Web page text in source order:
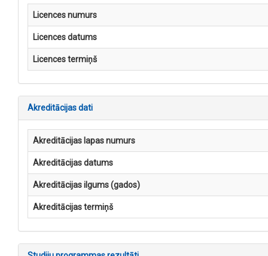
Licences numurs
Licences datums
Licences termiņš
Akreditācijas dati
Akreditācijas lapas numurs
Akreditācijas datums
Akreditācijas ilgums (gados)
Akreditācijas termiņš